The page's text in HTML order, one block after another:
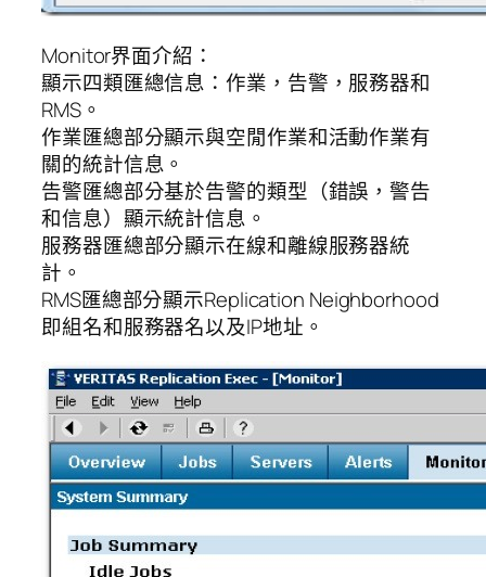
Monitor界面介紹：
顯示四類匯總信息：作業，告警，服務器和
RMS。
作業匯總部分顯示與空閒作業和活動作業有
關的統計信息。
告警匯總部分基於告警的類型（錯誤，警告
和信息）顯示統計信息。
服務器匯總部分顯示在線和離線服務器統
計。
RMS匯總部分顯示Replication Neighborhood
即組名和服務器名以及IP地址。